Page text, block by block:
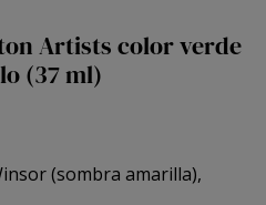
Artists color verde
(37 ml)
(sombra amarilla),